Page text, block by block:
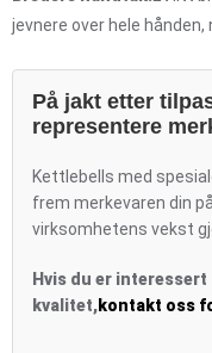
jevnere over hele
På jakt etter
representere
Kettlebells med
frem merkevaren din
virksomhetens vekst
Hvis du er
kvalitet,kontakt oss